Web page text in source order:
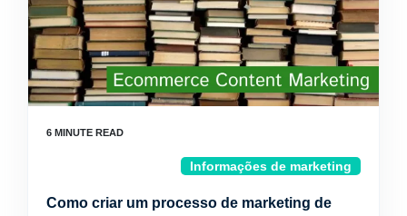
Informações de marketing
Como criar um processo de marketing de